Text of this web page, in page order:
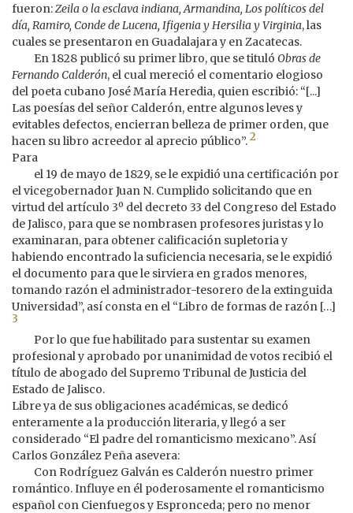
fueron:Zeila o la esclava indiana, Armandina, Los políticos del
día, Ramiro, Conde de Lucena, Ifigenia y Hersilia y Virginia, las
cuales se presentaron en Guadalajara y en Zacatecas.
En 1828 publicó su primer libro, que se tituló Obras de
Fernando Calderón, el cual mereció el comentario elogioso
del poeta cubano José María Heredia, quien escribió: “[...]
Las poesías del señor Calderón, entre algunos leves y
evitables defectos, encierran belleza de primer orden, que
hacen su libro acreedor al aprecio público”.2
Para
el 19 de mayo de 1829, se le expidió una certificación por
el vicegobernador Juan N. Cumplido solicitando que en
virtud del artículo 3º del decreto 33 del Congreso del Estado
de Jalisco, para que se nombrasen profesores juristas y lo
examinaran, para obtener calificación supletoria y
habiendo encontrado la suficiencia necesaria, se le expidió
el documento para que le sirviera en grados menores,
tomando razón el administrador-tesorero de la extinguida
Universidad”, así consta en el “Libro de formas de razón […]
3
Por lo que fue habilitado para sustentar su examen
profesional y aprobado por unanimidad de votos recibió el
título de abogado del Supremo Tribunal de Justicia del
Estado de Jalisco.
Libre ya de sus obligaciones académicas, se dedicó
enteramente a la producción literaria, y llegó a ser
considerado “El padre del romanticismo mexicano”. Así
Carlos González Peña asevera:
Con Rodríguez Galván es Calderón nuestro primer
romántico. Influye en él poderosamente el romanticismo
español con Cienfuegos y Espronceda; pero no menor